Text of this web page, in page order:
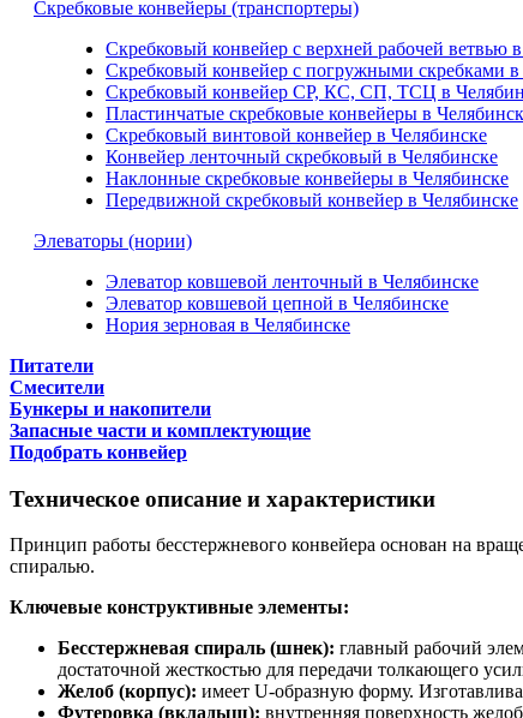
Скребковые конвейеры (транспортеры)
Скребковый конвейер с верхней рабочей ветвью
Скребковый конвейер с погружными скребками в
Скребковый конвейер СР, КС, СП, ТСЦ в
Пластинчатые скребковые конвейеры в
Скребковый винтовой конвейер в Челябинске
Конвейер ленточный скребковый в Челябинске
Наклонные скребковые конвейеры в Челябинске
Передвижной скребковый конвейер в Челябинске
Элеваторы (нории)
Элеватор ковшевой ленточный в Челябинске
Элеватор ковшевой цепной в Челябинске
Нория зерновая в Челябинске
Питатели
Смесители
Бункеры и накопители
Запасные части и комплектующие
Подобрать конвейер
Техническое описание и характеристики
Принцип работы бесстержневого конвейера основан на
спиралью.
Ключевые конструктивные элементы:
Бесстержневая спираль (шнек): главный рабочий
достаточной жесткостью для передачи толкающего
Желоб (корпус): имеет U-образную форму.
Футеровка (вкладыш): внутренняя поверхность